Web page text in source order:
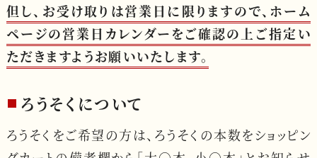
但し、お受け取りは営業日に限りますので、 ホーム
ページの営業日カレンダーをご確認の上ご指定い
ただきますようお願いいたします。
ろうそくについて
ろうそくをご希望の方は、ろうそくの本数をショッピン